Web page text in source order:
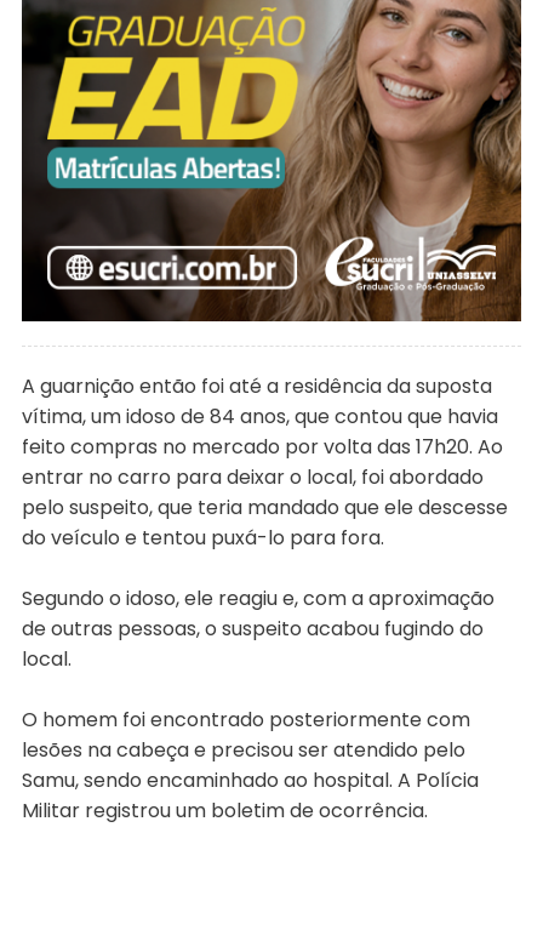
A guarnição então foi até a residência da suposta
vítima, um idoso de 84 anos, que contou que havia
feito compras no mercado por volta das 17h20. Ao
entrar no carro para deixar o local, foi abordado
pelo suspeito, que teria mandado que ele descesse
do veículo e tentou puxá-lo para fora.
Segundo o idoso, ele reagiu e, com a aproximação
de outras pessoas, o suspeito acabou fugindo do
local.
O homem foi encontrado posteriormente com
lesões na cabeça e precisou ser atendido pelo
Samu, sendo encaminhado ao hospital. A Polícia
Militar registrou um boletim de ocorrência.